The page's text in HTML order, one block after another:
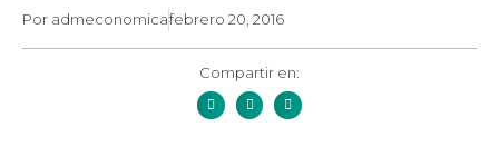
Por admeconomicafebrero 20, 2016
Compartir en: